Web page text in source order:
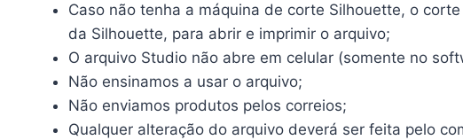
Caso não tenha a máquina de corte Silhouette, o
da Silhouette, para abrir e imprimir o arquivo;
O arquivo Studio não abre em celular (somente no
Não ensinamos a usar o arquivo;
Não enviamos produtos pelos correios;
Qualquer alteração do arquivo deverá ser feita pelo